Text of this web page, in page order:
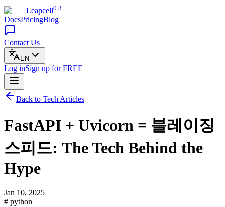
Leapcell0.3
DocsPricingBlog
Contact Us
EN
Log inSign up for FREE
Back to Tech Articles
FastAPI + Uvicorn = 블레이징
스피드: The Tech Behind the
Hype
Jan 10, 2025
# python